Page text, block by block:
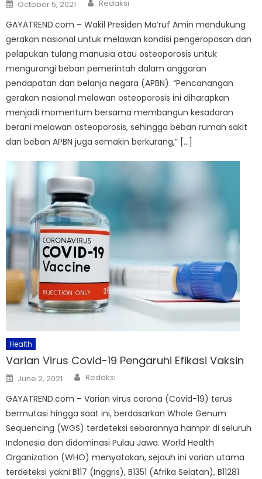
on
October 5, 2021 Redaksi
GAYATREND.com – Wakil Presiden Ma’ruf Amin mendukung
gerakan nasional untuk melawan kondisi pengeroposan dan
pelapukan tulang manusia atau osteoporosis untuk
mengurangi beban pemerintah dalam anggaran
pendapatan dan belanja negara (APBN). “Pencanangan
gerakan nasional melawan osteoporosis ini diharapkan
menjadi momentum bersama membangun kesadaran
berani melawan osteoporosis, sehingga beban rumah sakit
dan beban APBN juga semakin berkurang,” […]
Health
Varian Virus Covid-19 Pengaruhi Efikasi Vaksin
Posted
on
June 2, 2021 Author
Redaksi
GAYATREND.com – Varian virus corona (Covid-19) terus
bermutasi hingga saat ini, berdasarkan Whole Genum
Sequencing (WGS) terdeteksi sebarannya hampir di seluruh
Indonesia dan didominasi Pulau Jawa. World Health
Organization (WHO) menyatakan, sejauh ini varian utama
terdeteksi yakni B117 (Inggris), B1351 (Afrika Selatan), B11281